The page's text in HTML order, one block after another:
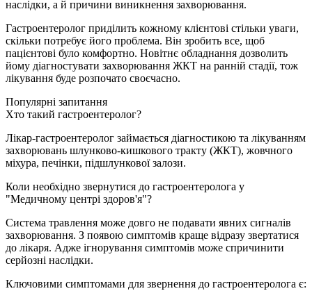
наслідки, а й причини виникнення захворювання.
Гастроентеролог приділить кожному клієнтові стільки уваги,
скільки потребує його проблема. Він зробить все, щоб
пацієнтові було комфортно. Новітнє обладнання дозволить
йому діагностувати захворювання ЖКТ на ранній стадії, тож
лікування буде розпочато своєчасно.
Популярні запитання
Хто такий гастроентеролог?
Лікар-гастроентеролог займається діагностикою та лікуванням
захворювань шлунково-кишкового тракту (ЖКТ), жовчного
міхура, печінки, підшлункової залози.
Коли необхідно звернутися до гастроентеролога у
"Медичному центрі здоров'я"?
Система травлення може довго не подавати явних сигналів
захворювання. З появою симптомів краще відразу звертатися
до лікаря. Адже ігнорування симптомів може спричинити
серйозні наслідки.
Ключовими симптомами для звернення до гастроентеролога є: